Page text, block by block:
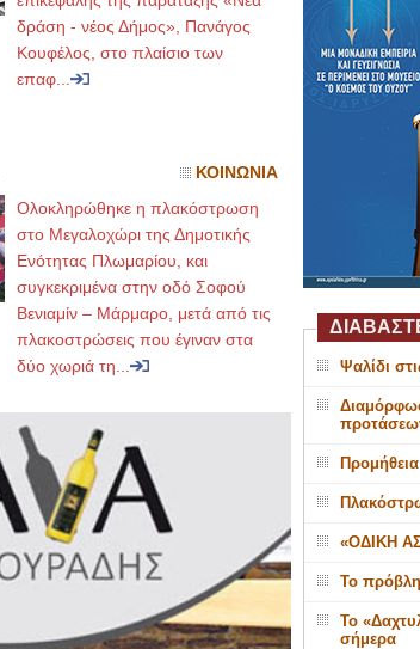
δράση - νέος Δήμος», Πανάγος
Κουφέλος, στο πλαίσιο των
επαφ...
ΚΟΙΝΩΝΙΑ
Ολοκληρώθηκε η πλακόστρωση
στο Μεγαλοχώρι της Δημοτικής
Ενότητας Πλωμαρίου, και
συγκεκριμένα στην οδό Σοφού
Βενιαμίν – Μάρμαρο, μετά από τις
πλακοστρώσεις που έγιναν στα
δύο χωριά τη...
Ψαλίδι
«ΟΔΙΚΗ
Το
Το
σήμερα